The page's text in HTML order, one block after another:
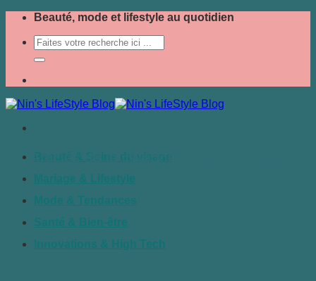
Passer
contenu
Beauté, mode et lifestyle au quotidien
Beauté & Soins du visage
Mariage & Lifestyle
Mode & Tendances
Santé & Bien-être
Innovations & High Tech